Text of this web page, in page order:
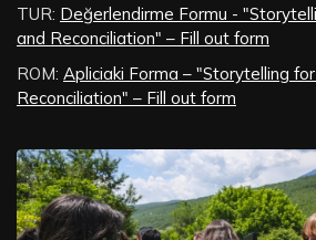
TUR: Değerlendirme Formu -
and Reconciliation" – Fill out form
ROM: Apliciaki Forma – "Storytelling
Reconciliation" – Fill out form